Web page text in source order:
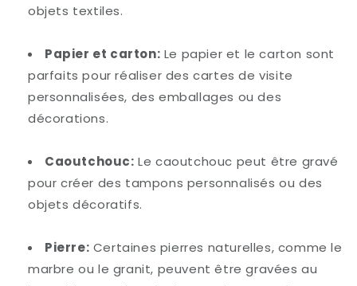
objets textiles.
Papier et carton: Le papier et le carton sont
parfaits pour réaliser des cartes de visite
personnalisées, des emballages ou des
décorations.
Caoutchouc: Le caoutchouc peut être gravé
pour créer des tampons personnalisés ou des
objets décoratifs.
Pierre: Certaines pierres naturelles, comme le
marbre ou le granit, peuvent être gravées au